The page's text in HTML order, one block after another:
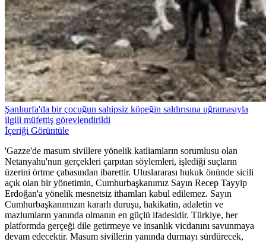
Şanlıurfa'da bir çocuğun sahipsiz köpeğin saldırısına uğramasıyla
ilgili müfettiş görevlendirildi
İçeriği Görüntüle
'Gazze'de masum sivillere yönelik katliamların sorumlusu olan
Netanyahu'nun gerçekleri çarpıtan söylemleri, işlediği suçların
üzerini örtme çabasından ibarettir. Uluslararası hukuk önünde sicili
açık olan bir yönetimin, Cumhurbaşkanımız Sayın Recep Tayyip
Erdoğan'a yönelik mesnetsiz ithamları kabul edilemez. Sayın
Cumhurbaşkanımızın kararlı duruşu, hakikatin, adaletin ve
mazlumların yanında olmanın en güçlü ifadesidir. Türkiye, her
platformda gerçeği dile getirmeye ve insanlık vicdanını savunmaya
devam edecektir. Masum sivillerin yanında durmayı sürdürecek,